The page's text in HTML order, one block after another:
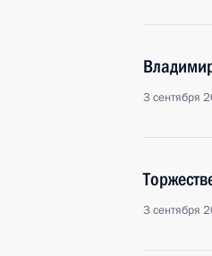
3 сентября
3 сентября